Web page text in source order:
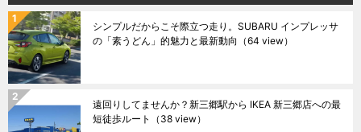
シンプルだからこそ際立つ走り。SUBARU インプレッサ
の「素うどん」的魅力と最新動向 （64 view）
遠回りしてませんか？新三郷駅から IKEA 新三郷店への最
短徒歩ルート
（38 view）